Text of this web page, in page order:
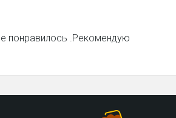
понравилось .Рекомендую